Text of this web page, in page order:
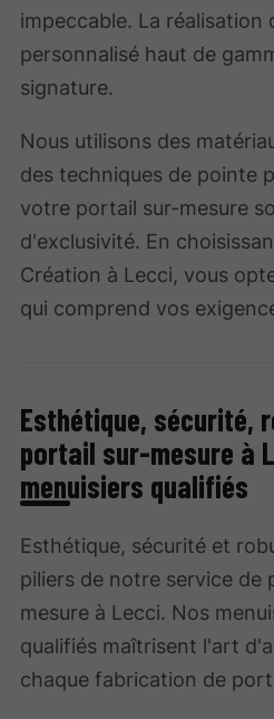
impeccable. La
personnalisé haut de
signature.
Nous utilisons des
des techniques de pointe
votre portail sur-mesure
d'exclusivité. En
Création à Lecci, vous
qui comprend vos
Esthétique, sécurité,
portail sur-mesure à
menuisiers qualifiés
Esthétique, sécurité et
piliers de notre service de
mesure à Lecci. Nos
qualifiés maîtrisent l'art
chaque fabrication de